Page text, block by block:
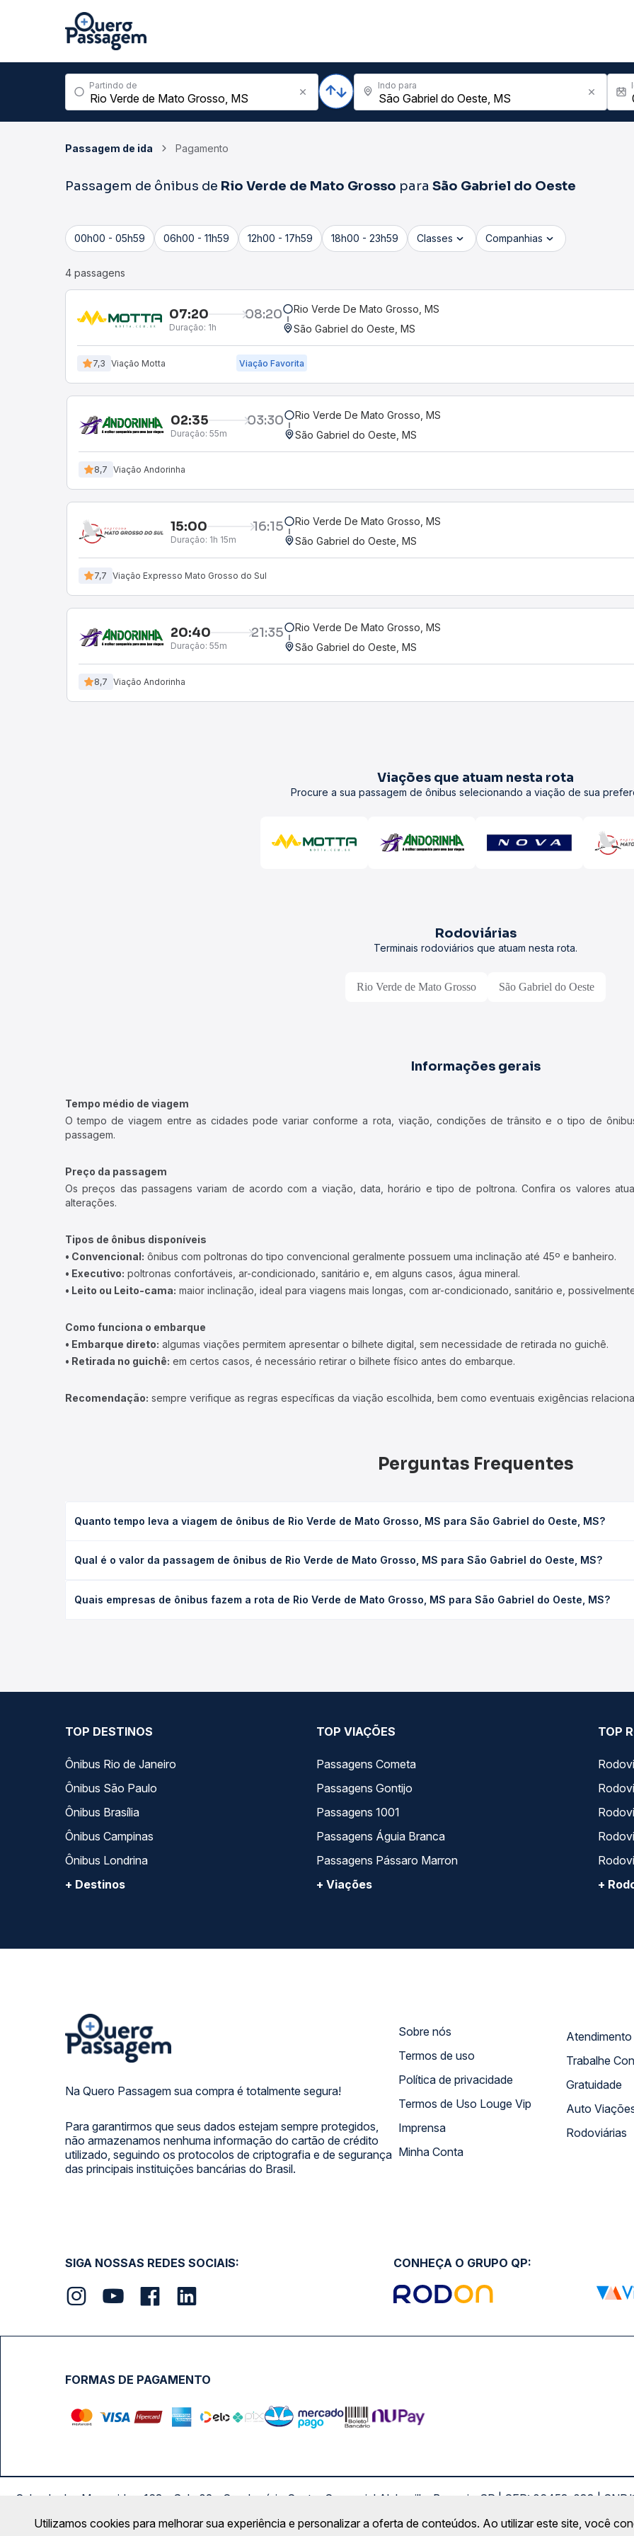
Partindo de Indo para
Passagem de ida Pagamento
Passagem de ônibus de Rio Verde de Mato Grosso para São Gabriel do Oeste
00h00 - 05h59 06h00 - 11h59 12h00 - 17h59 18h00 - 23h59 Classes Companhias
4 passagens
07:20 08:20
Duração: 1h
Rio Verde De Mato Grosso, MS
São Gabriel do Oeste, MS
7,3 Viação Motta Viação Favorita
02:35 03:30
Duração: 55m
Rio Verde De Mato Grosso, MS
São Gabriel do Oeste, MS
8,7 Viação Andorinha
15:00 16:15
Duração: 1h 15m
Rio Verde De Mato Grosso, MS
São Gabriel do Oeste, MS
7,7 Viação Expresso Mato Grosso do Sul
20:40 21:35
Duração: 55m
Rio Verde De Mato Grosso, MS
São Gabriel do Oeste, MS
8,7 Viação Andorinha
Viações que atuam nesta rota
Procure a sua passagem de ônibus selecionando a viação de sua
Rodoviárias
Terminais rodoviários que atuam nesta rota.
Rio Verde de Mato Grosso São Gabriel do Oeste
Informações gerais
Tempo médio de viagem
O tempo de viagem entre as cidades pode variar conforme a rota, viação, condições de trânsito e o tipo de
passagem.
Preço da passagem
Os preços das passagens variam de acordo com a viação, data, horário e tipo de poltrona. Confira os valores
alterações.
Tipos de ônibus disponíveis
• Convencional: ônibus com poltronas do tipo convencional geralmente possuem uma inclinação até 45º e banheiro.
• Executivo: poltronas confortáveis, ar-condicionado, sanitário e, em alguns casos, água mineral.
• Leito ou Leito-cama: maior inclinação, ideal para viagens mais longas, com ar-condicionado, sanitário e,
Como funciona o embarque
• Embarque direto: algumas viações permitem apresentar o bilhete digital, sem necessidade de retirada no guichê.
• Retirada no guichê: em certos casos, é necessário retirar o bilhete físico antes do embarque.
Recomendação: sempre verifique as regras específicas da viação escolhida, bem como eventuais exigências
Perguntas Frequentes
Quanto tempo leva a viagem de ônibus de Rio Verde de Mato Grosso, MS para São Gabriel do Oeste, MS?
(convencional, executivo ou leito) e as condições de tráfego. Na Quero Passagem você consulta os horários
Qual é o valor da passagem de ônibus de Rio Verde de Mato Grosso, MS para São Gabriel do Oeste, MS?
empresa, o tipo de poltrona e a antecedência da compra. Na Quero Passagem você compara os preços de todas as
Quais empresas de ônibus fazem a rota de Rio Verde de Mato Grosso, MS para São Gabriel do Oeste, MS?
TOP DESTINOS
Ônibus Rio de Janeiro
Ônibus São Paulo
Ônibus Brasília
Ônibus Campinas
Ônibus Londrina
+ Destinos
TOP VIAÇÕES
Passagens Cometa
Passagens Gontijo
Passagens 1001
Passagens Águia Branca
Passagens Pássaro Marron
+ Viações
TOP
+
Na Quero Passagem sua compra é totalmente segura!
Para garantirmos que seus dados estejam sempre protegidos,
não armazenamos nenhuma informação do cartão de crédito
utilizado, seguindo os protocolos de criptografia e de segurança
das principais instituições bancárias do Brasil.
Sobre nós
Termos de uso
Política de privacidade
Termos de Uso Louge Vip
Imprensa
Minha Conta
Trabalhe
Gratuidade
Auto
Rodoviárias
SIGA NOSSAS REDES SOCIAIS: CONHEÇA O GRUPO QP:
FORMAS DE PAGAMENTO
Calçada das Margaridas, 163 - Sala 02 - Condomínio Centro Comercial Alphaville, Barueri - SP | CEP: 06453-038 |
Copyright 2026 © QueroPassagem.com.br
Utilizamos cookies para melhorar sua experiência e personalizar a oferta de conteúdos. Ao utilizar este site, você